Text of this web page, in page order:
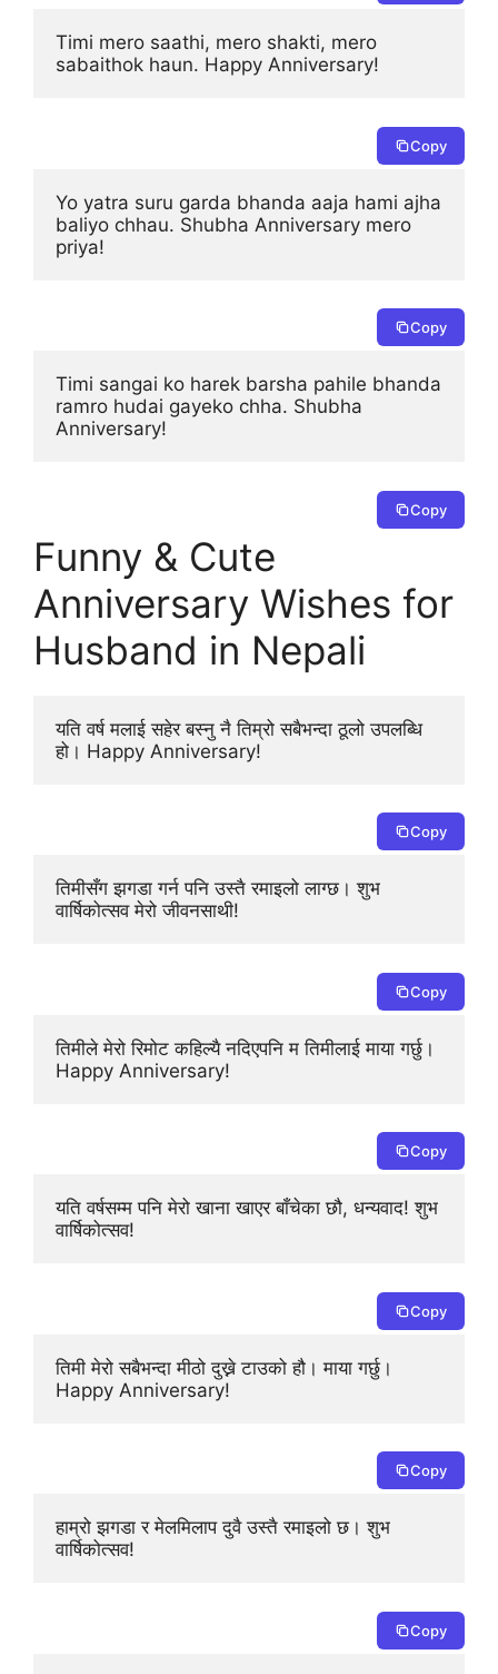
Timi mero saathi, mero shakti, mero
sabaithok haun. Happy Anniversary!
Copy
Yo yatra suru garda bhanda aaja hami ajha
baliyo chhau. Shubha Anniversary mero
priya!
Copy
Timi sangai ko harek barsha pahile bhanda
ramro hudai gayeko chha. Shubha
Anniversary!
Copy
Funny & Cute
Anniversary Wishes for
Husband in Nepali
यति वर्ष मलाई सहेर बस्नु नै तिम्रो सबैभन्दा ठूलो उपलब्धि
हो। Happy Anniversary!
Copy
तिमीसँग झगडा गर्न पनि उस्तै रमाइलो लाग्छ। शुभ
वार्षिकोत्सव मेरो जीवनसाथी!
Copy
तिमीले मेरो रिमोट कहिल्यै नदिएपनि म तिमीलाई माया गर्छु।
Happy Anniversary!
Copy
यति वर्षसम्म पनि मेरो खाना खाएर बाँचेका छौ, धन्यवाद! शुभ
वार्षिकोत्सव!
Copy
तिमी मेरो सबैभन्दा मीठो दुख्ने टाउको हौ। माया गर्छु।
Happy Anniversary!
Copy
हाम्रो झगडा र मेलमिलाप दुवै उस्तै रमाइलो छ। शुभ
वार्षिकोत्सव!
Copy